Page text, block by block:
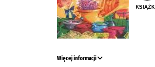
Więcej informacji